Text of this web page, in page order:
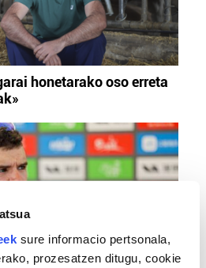
sure informacio pertsonala,
prozesatzen ditugu, cookie
honetarako oso erreta